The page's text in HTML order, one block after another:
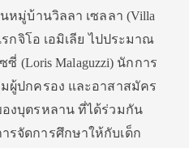
หมู่บ้านวิลลา เซลลา (Villa
รกจิโอ เอมิเลีย ไปประมาณ
(Loris Malaguzzi) นักการ
ผู้ปกครอง และอาสาสมัคร
องบุตรหลาน ที่ได้ร่วมกัน
รจัดการศึกษาให้กับเด็ก